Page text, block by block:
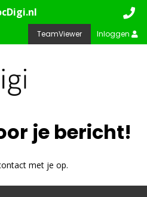
Inloggen
TeamViewer
je bericht!
met je op.